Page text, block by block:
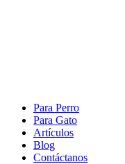
Para Perro
Para Gato
Artículos
Blog
Contáctanos